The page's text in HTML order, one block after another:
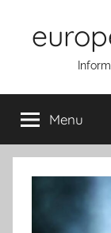
Menu